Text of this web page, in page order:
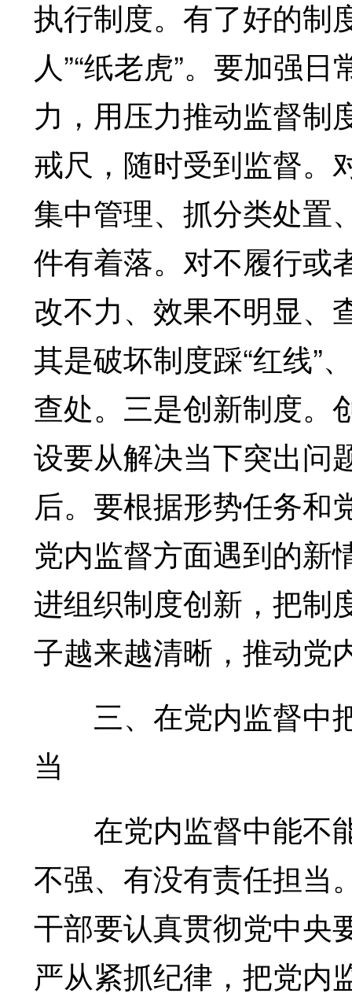
执行制度。有了好的制
人”“纸老虎”。要加强
力，用压力推动监督制
戒尺，随时受到监督。
集中管理、抓分类处置
件有着落。对不履行或
改不力、效果不明显、
其是破坏制度踩“红线”
查处。三是创新制度。
设要从解决当下突出问
后。要根据形势任务和
党内监督方面遇到的新
进组织制度创新，把制
子越来越清晰，推动党
三、在党内监督中
当
在党内监督中能不
不强、有没有责任担当
干部要认真贯彻党中央
严从紧抓纪律，把党内